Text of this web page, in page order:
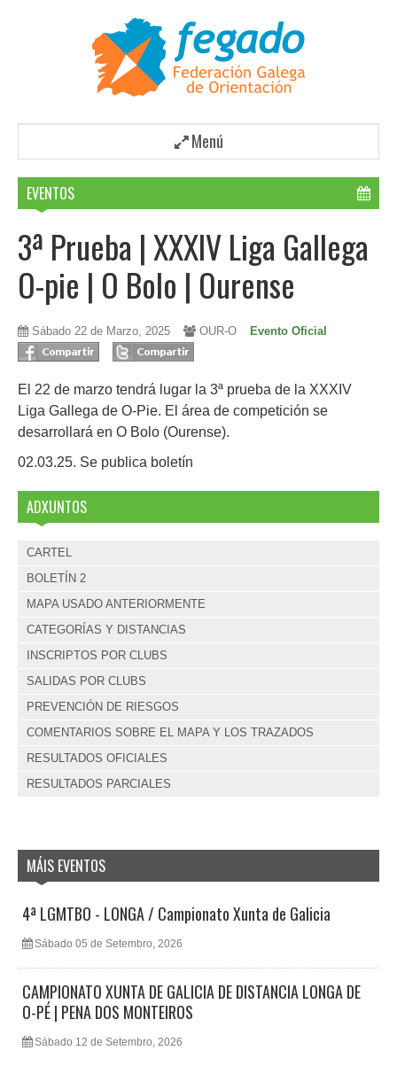
Menú
EVENTOS
3ª Prueba | XXXIV Liga Gallega
O-pie | O Bolo | Ourense
Sábado 22 de Marzo, 2025 OUR-O Evento Oficial
El 22 de marzo tendrá lugar la 3ª prueba de la XXXIV
Liga Gallega de O-Pie. El área de competición se
desarrollará en O Bolo (Ourense).
02.03.25. Se publica boletín
ADXUNTOS
CARTEL
BOLETÍN 2
MAPA USADO ANTERIORMENTE
CATEGORÍAS Y DISTANCIAS
INSCRIPTOS POR CLUBS
SALIDAS POR CLUBS
PREVENCIÓN DE RIESGOS
COMENTARIOS SOBRE EL MAPA Y LOS TRAZADOS
RESULTADOS OFICIALES
RESULTADOS PARCIALES
MÁIS EVENTOS
4ª LGMTBO - LONGA / Campionato Xunta de Galicia
Sábado 05 de Setembro, 2026
CAMPIONATO XUNTA DE GALICIA DE DISTANCIA LONGA DE
O-PÉ | PENA DOS MONTEIROS
Sábado 12 de Setembro, 2026